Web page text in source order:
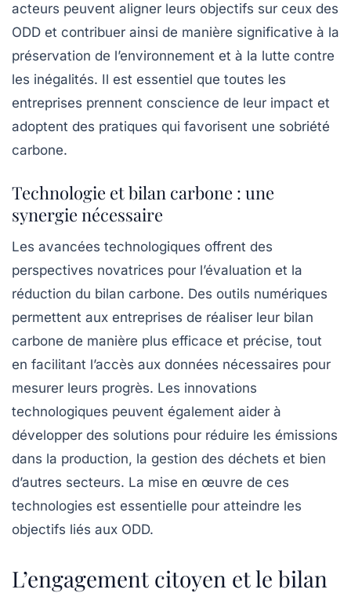
acteurs peuvent aligner leurs objectifs sur ceux des
ODD et contribuer ainsi de manière significative à la
préservation de l’environnement et à la lutte contre
les inégalités. Il est essentiel que toutes les
entreprises prennent conscience de leur impact et
adoptent des pratiques qui favorisent une sobriété
carbone.
Technologie et bilan carbone : une
synergie nécessaire
Les avancées technologiques offrent des
perspectives novatrices pour l’évaluation et la
réduction du bilan carbone. Des outils numériques
permettent aux entreprises de réaliser leur bilan
carbone de manière plus efficace et précise, tout
en facilitant l’accès aux données nécessaires pour
mesurer leurs progrès. Les innovations
technologiques peuvent également aider à
développer des solutions pour réduire les émissions
dans la production, la gestion des déchets et bien
d’autres secteurs. La mise en œuvre de ces
technologies est essentielle pour atteindre les
objectifs liés aux ODD.
L’engagement citoyen et le bilan